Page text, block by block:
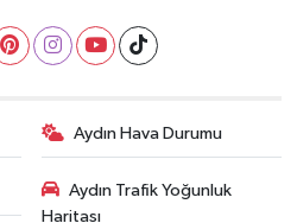
Aydın Hava Durumu
Aydın Trafik Yoğunluk
Haritası